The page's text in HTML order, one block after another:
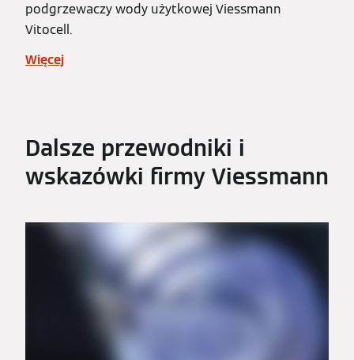
podgrzewaczy wody użytkowej Viessmann
Vitocell.
Więcej
Dalsze przewodniki i
wskazówki firmy Viessmann